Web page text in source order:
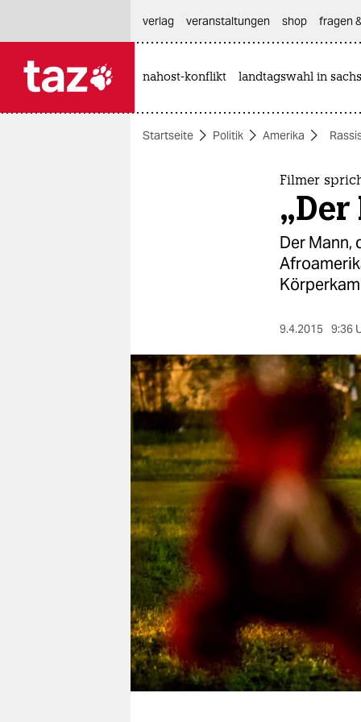
themen
berlin
nord
wahrheit
verlag
verlag
veranstaltungen
shop
fragen & hilfe
unterstützen
abo
genossenschaft
verlag
veranstaltungen shop fragen
nahost-konflikt landtagswahl in
Startseite Politik Amerika
Filmer
Der Mann,
9.4.2015 9:36